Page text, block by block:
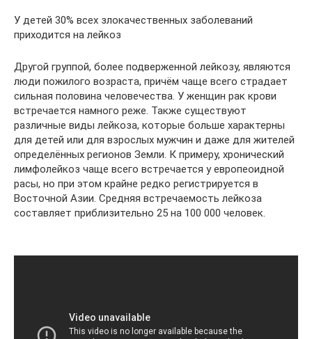
У детей 30% всех злокачественных заболеваний
приходится на лейкоз
Другой группой, более подверженной лейкозу, являются
люди пожилого возраста, причём чаще всего страдает
сильная половина человечества. У женщин рак крови
встречается намного реже. Также существуют
различные виды лейкоза, которые больше характерны
для детей или для взрослых мужчин и даже для жителей
определённых регионов Земли. К примеру, хронический
лимфолейкоз чаще всего встречается у европеоидной
расы, но при этом крайне редко регистрируется в
Восточной Азии. Средняя встречаемость лейкоза
составляет приблизительно 25 на 100 000 человек.